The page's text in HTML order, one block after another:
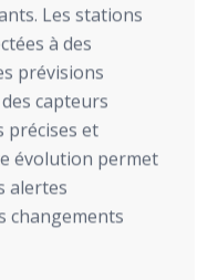
Les stations
à des
prévisions
capteurs
précises et
évolution permet
alertes
changements